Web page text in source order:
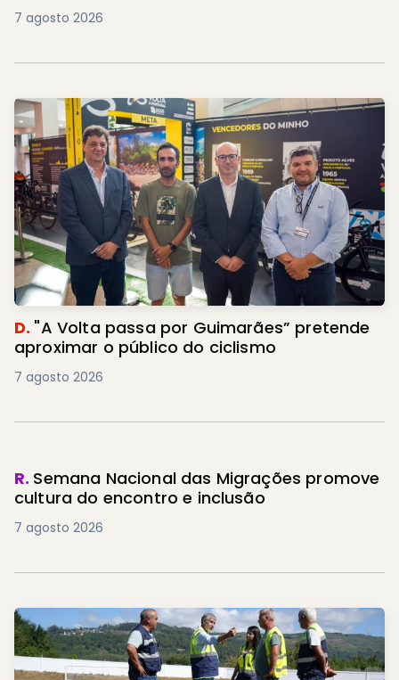
7 agosto 2026
D. "A Volta passa por Guimarães” pretende
aproximar o público do ciclismo
7 agosto 2026
R. Semana Nacional das Migrações promove
cultura do encontro e inclusão
7 agosto 2026